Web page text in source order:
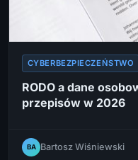
CYBERBEZPIECZEŃSTWO
RODO a dane
przepisów w 2026
BA Bartosz Wiśniewski